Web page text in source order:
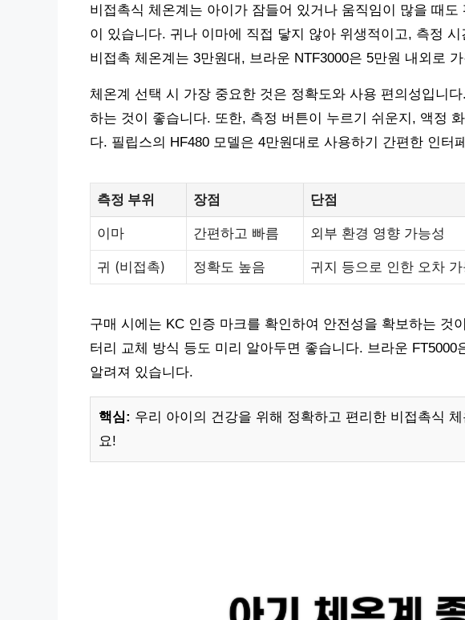
비접촉식 체온계는 아이가 잠들어 있거나 움직임이 많을 때
이 있습니다. 귀나 이마에 직접 닿지 않아 위생적이고, 측정
비접촉 체온계는 3만원대, 브라운 NTF3000은 5만원 내외로
체온계 선택 시 가장 중요한 것은 정확도와 사용 편의성입니
하는 것이 좋습니다. 또한, 측정 버튼이 누르기 쉬운지, 액정
다. 필립스의 HF480 모델은 4만원대로 사용하기 간편한 인터
측정 부위 장점 단점
이마 간편하고 빠름 외부 환경 영향 가능성
귀 (비접촉) 정확도 높음 귀지 등으로 인한 오차 가
구매 시에는 KC 인증 마크를 확인하여 안전성을 확보하는 것
터리 교체 방식 등도 미리 알아두면 좋습니다. 브라운 FT5000
알려져 있습니다.
핵심: 우리 아이의 건강을 위해 정확하고 편리한 비접촉식
요!